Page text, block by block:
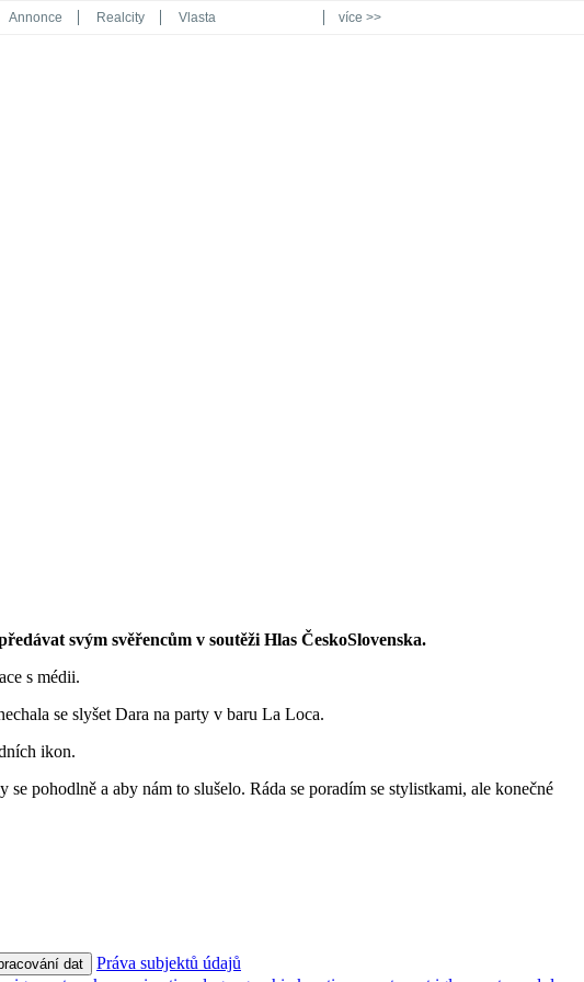
Annonce Realcity Vlasta více >>
svým svěřencům v soutěži Hlas ČeskoSlovenska.
s médii.
se slyšet Dara na party v baru La Loca.
ikon.
pohodlně a aby nám to slušelo. Ráda se poradím se stylistkami, ale konečné
dat
Práva subjektů údajů